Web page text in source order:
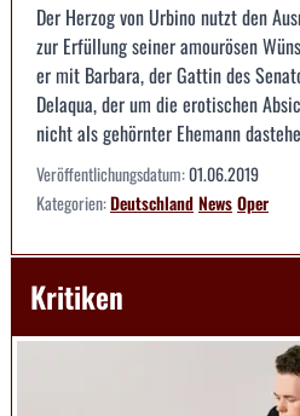
Der Herzog von Urbino nutzt den
zur Erfüllung seiner amourösen
er mit Barbara, der Gattin des
Delaqua, der um die erotischen
nicht als gehörnter Ehemann
Veröffentlichungsdatum:01.06.2019
Kategorien:DeutschlandNewsOper
Kritiken